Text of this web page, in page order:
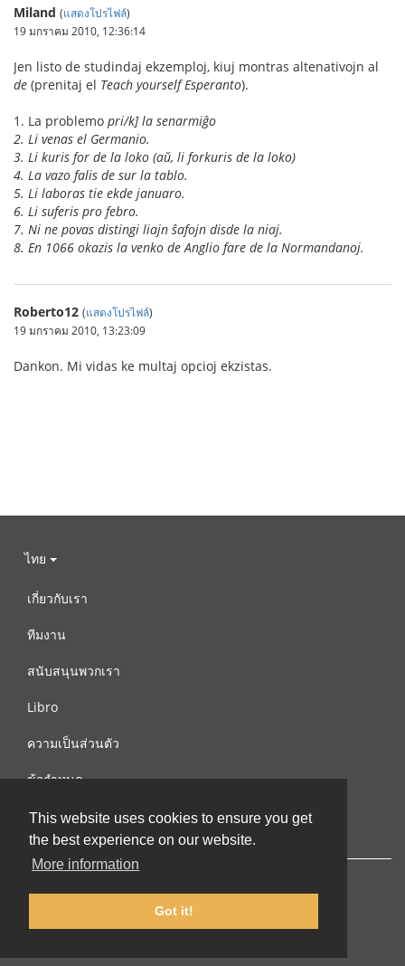
This website uses cookies to ensure you get
the best experience on our website.
More information
Got it!
Miland (แสดงโปรไฟล์)
19 มกราคม 2010, 12:36:14
Jen listo de studindaj ekzemploj, kiuj montras altenativojn al
de (prenitaj el Teach yourself Esperanto).
1. La problemo pri/k] la senarmiĝo
2. Li venas el Germanio.
3. Li kuris for de la loko (aŭ, li forkuris de la loko)
4. La vazo falis de sur la tablo.
5. Li laboras tie ekde januaro.
6. Li suferis pro febro.
7. Ni ne povas distingi liajn ŝafojn disde la niaj.
8. En 1066 okazis la venko de Anglio fare de la Normandanoj.
Roberto12 (แสดงโปรไฟล์)
19 มกราคม 2010, 13:23:09
Dankon. Mi vidas ke multaj opcioj ekzistas.
ไทย
เกี่ยวกับเรา
ทีมงาน
สนับสนุนพวกเรา
Libro
ความเป็นส่วนตัว
ข้อกำหนด
ติดต่อเรา
© 2002-2026 lernu.net |Impressum